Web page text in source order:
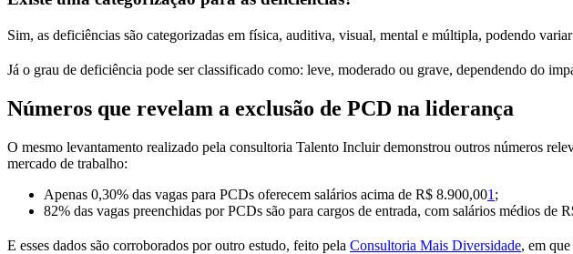
Sim, as deficiências são categorizadas em física, auditiva, visual, mental e múltipla, podendo
Já o grau de deficiência pode ser classificado como: leve, moderado ou grave, dependendo do
Números que revelam a exclusão de PCD na liderança
O mesmo levantamento realizado pela consultoria Talento Incluir demonstrou outros números
mercado de trabalho:
Apenas 0,30% das vagas para PCDs oferecem salários acima de R$ 8.900,001 ;
82% das vagas preenchidas por PCDs são para cargos de entrada, com salários médios de
E esses dados são corroborados por outro estudo, feito pela Consultoria Mais Diversidade, em